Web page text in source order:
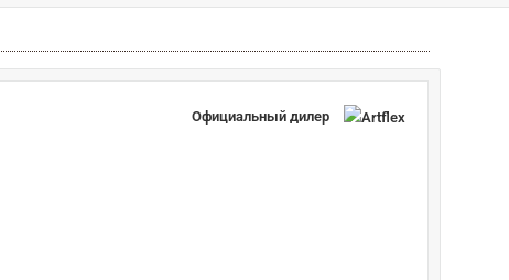
Официальный дилер